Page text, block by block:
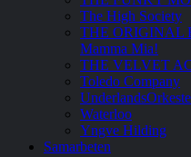
The High Society
THE ORIGINAL
Mamma Mia!
THE VELVET
Toledo Company
Waterloo
Yngve Hilding
Samarbeten